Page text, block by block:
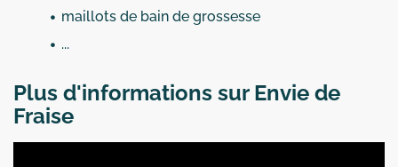
maillots de bain de grossesse
...
Plus d'informations sur Envie de
Fraise